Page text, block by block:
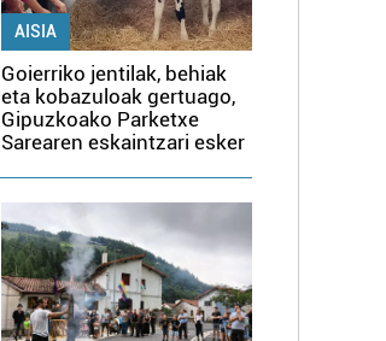
AISIA
Goierriko jentilak, behiak
eta kobazuloak gertuago,
Gipuzkoako Parketxe
Sarearen eskaintzari esker